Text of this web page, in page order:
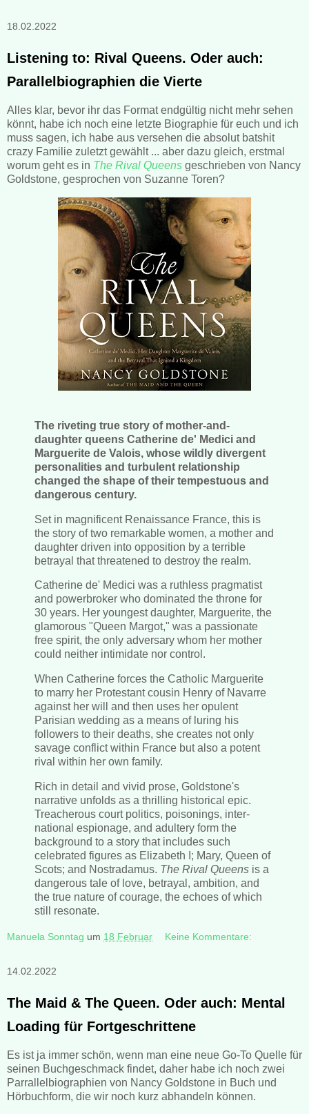
18.02.2022
Listening to: Rival Queens. Oder auch:
Parallelbiographien die Vierte
Alles klar, bevor ihr das Format endgültig nicht mehr sehen
könnt, habe ich noch eine letzte Biographie für euch und ich
muss sagen, ich habe aus versehen die absolut batshit
crazy Familie zuletzt gewählt ... aber dazu gleich, erstmal
worum geht es in The Rival Queens geschrieben von Nancy
Goldstone, gesprochen von Suzanne Toren?
The riveting true story of mother-and-
daughter queens Catherine de' Medici and
Marguerite de Valois, whose wildly divergent
personalities and turbulent relationship
changed the shape of their tempestuous and
dangerous century.
Set in magnificent Renaissance France, this is
the story of two remarkable women, a mother and
daughter driven into opposition by a terrible
betrayal that threatened to destroy the realm.
Catherine de' Medici was a ruthless pragmatist
and powerbroker who dominated the throne for
30 years. Her youngest daughter, Marguerite, the
glamorous "Queen Margot," was a passionate
free spirit, the only adversary whom her mother
could neither intimidate nor control.
When Catherine forces the Catholic Marguerite
to marry her Protestant cousin Henry of Navarre
against her will and then uses her opulent
Parisian wedding as a means of luring his
followers to their deaths, she creates not only
savage conflict within France but also a potent
rival within her own family.
Rich in detail and vivid prose, Goldstone's
narrative unfolds as a thrilling historical epic.
Treacherous court politics, poisonings, inter-
national espionage, and adultery form the
background to a story that includes such
celebrated figures as Elizabeth I; Mary, Queen of
Scots; and Nostradamus. The Rival Queens is a
dangerous tale of love, betrayal, ambition, and
the true nature of courage, the echoes of which
still resonate.
Manuela Sonntag um 18 Februar Keine Kommentare:
14.02.2022
The Maid & The Queen. Oder auch: Mental
Loading für Fortgeschrittene
Es ist ja immer schön, wenn man eine neue Go-To Quelle für
seinen Buchgeschmack findet, daher habe ich noch zwei
Parrallelbiographien von Nancy Goldstone in Buch und
Hörbuchform, die wir noch kurz abhandeln können.